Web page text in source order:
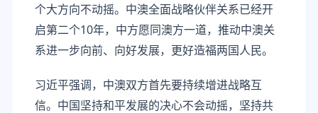
个大方向不动摇。中澳全面战略伙伴关系已经开
启第二个10年，中方愿同澳方一道，推动中澳关
系进一步向前、向好发展，更好造福两国人民。
习近平强调，中澳双方首先要持续增进战略互
信。中国坚持和平发展的决心不会动摇，坚持共